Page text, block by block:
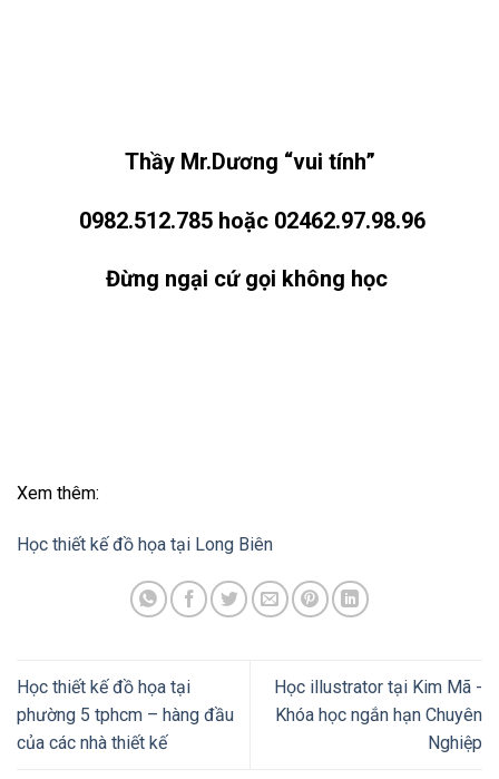
Thầy Mr.Dương “vui tính”
0982.512.785 hoặc 02462.97.98.96
Đừng ngại cứ gọi không học
Xem thêm:
Học thiết kế đồ họa tại Long Biên
Học thiết kế đồ họa tại
phường 5 tphcm – hàng đầu
của các nhà thiết kế
Học illustrator tại Kim Mã -
Khóa học ngắn hạn Chuyên
Nghiệp